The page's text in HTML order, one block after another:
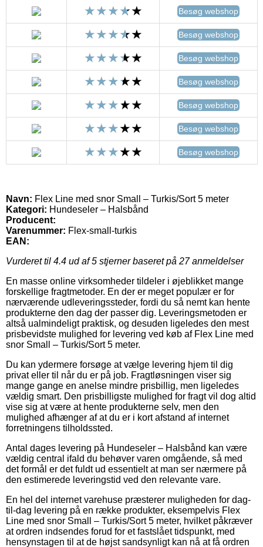
Besøg webshop
Besøg webshop
Besøg webshop
Besøg webshop
Besøg webshop
Besøg webshop
Besøg webshop
Navn: Flex Line med snor Small – Turkis/Sort 5 meter
Kategori: Hundeseler – Halsbånd
Producent:
Varenummer: Flex-small-turkis
EAN:
Vurderet til 4.4 ud af 5 stjerner baseret på 27anmeldelser
En masse online virksomheder tildeler i øjeblikket mange
forskellige fragtmetoder. En der er meget populær er for
nærværende udleveringssteder, fordi du så nemt kan hente
produkterne den dag der passer dig. Leveringsmetoden er
altså ualmindeligt praktisk, og desuden ligeledes den mest
prisbevidste mulighed for levering ved køb af Flex Line med
snor Small – Turkis/Sort 5 meter.
Du kan ydermere forsøge at vælge levering hjem til dig
privat eller til når du er på job. Fragtløsningen viser sig
mange gange en anelse mindre prisbillig, men ligeledes
vældig smart. Den prisbilligste mulighed for fragt vil dog altid
vise sig at være at hente produkterne selv, men den
mulighed afhænger af at du er i kort afstand af internet
forretningens tilholdssted.
Antal dages levering på Hundeseler – Halsbånd kan være
vældig central ifald du behøver varen omgående, så med
det formål er det fuldt ud essentielt at man ser nærmere på
den estimerede leveringstid ved den relevante vare.
En hel del internet varehuse præsterer muligheden for dag-
til-dag levering på en række produkter, eksempelvis Flex
Line med snor Small – Turkis/Sort 5 meter, hvilket påkræver
at ordren indsendes forud for et fastslået tidspunkt, med
hensynstagen til at de højst sandsynligt kan nå at få ordren